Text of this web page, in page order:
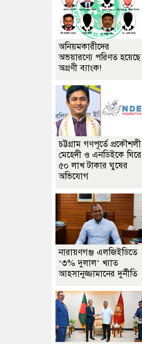
অনিয়মকারীদের
অভয়ারণ্যে পরিণত হয়েছে
অগ্রণী ব্যাংক!
চট্টগ্রাম গণপূর্তে প্রকৌশলী
মেহেদী ও এনডিইকে ঘিরে
৫০ লাখ টাকার ঘুষের
অভিযোগ
নারায়ণগঞ্জ এলজিইডিতে
‘৩% দুলাল’ খ্যাত
আহসানুজ্জামানের দুর্নীতি